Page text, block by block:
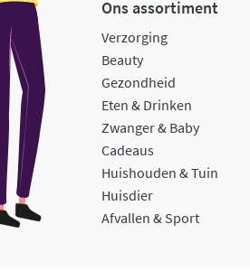
Ons assortiment
Verzorging
Beauty
Gezondheid
Eten & Drinken
Zwanger & Baby
Cadeaus
Huishouden & Tuin
Huisdier
Afvallen & Sport